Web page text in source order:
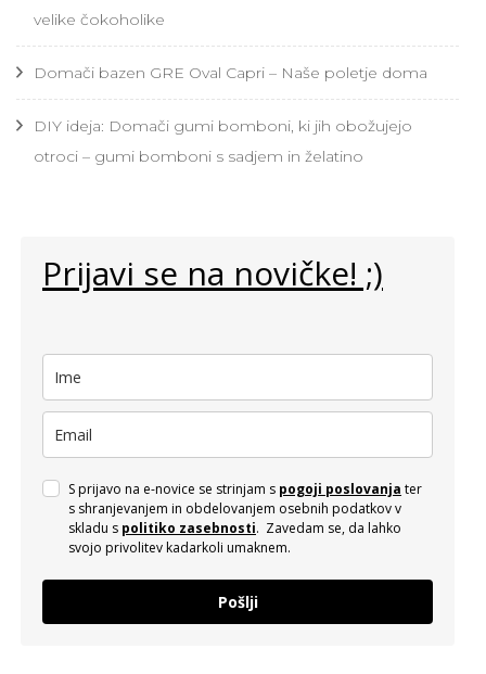
velike čokoholike
Domači bazen GRE Oval Capri – Naše poletje doma
DIY ideja: Domači gumi bomboni, ki jih obožujejo
otroci – gumi bomboni s sadjem in želatino
Prijavi se na novičke! ;)
S prijavo na e-novice se strinjam s pogoji poslovanja ter
s shranjevanjem in obdelovanjem osebnih podatkov v
skladu s politiko zasebnosti. Zavedam se, da lahko
svojo privolitev kadarkoli umaknem.
Pošlji